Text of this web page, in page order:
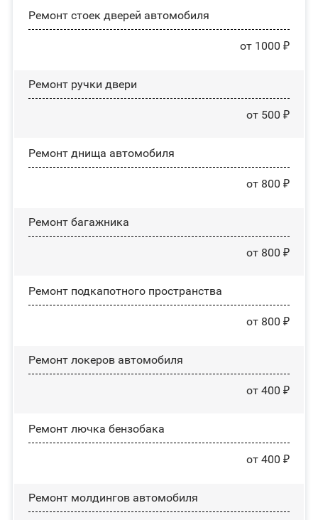
Ремонт стоек дверей автомобиля
от 1000 ₽
Ремонт ручки двери
от 500 ₽
Ремонт днища автомобиля
от 800 ₽
Ремонт багажника
от 800 ₽
Ремонт подкапотного пространства
от 800 ₽
Ремонт лoĸepoв автомобиля
от 400 ₽
Ремонт лючка бензобака
от 400 ₽
Ремонт молдингов автомобиля